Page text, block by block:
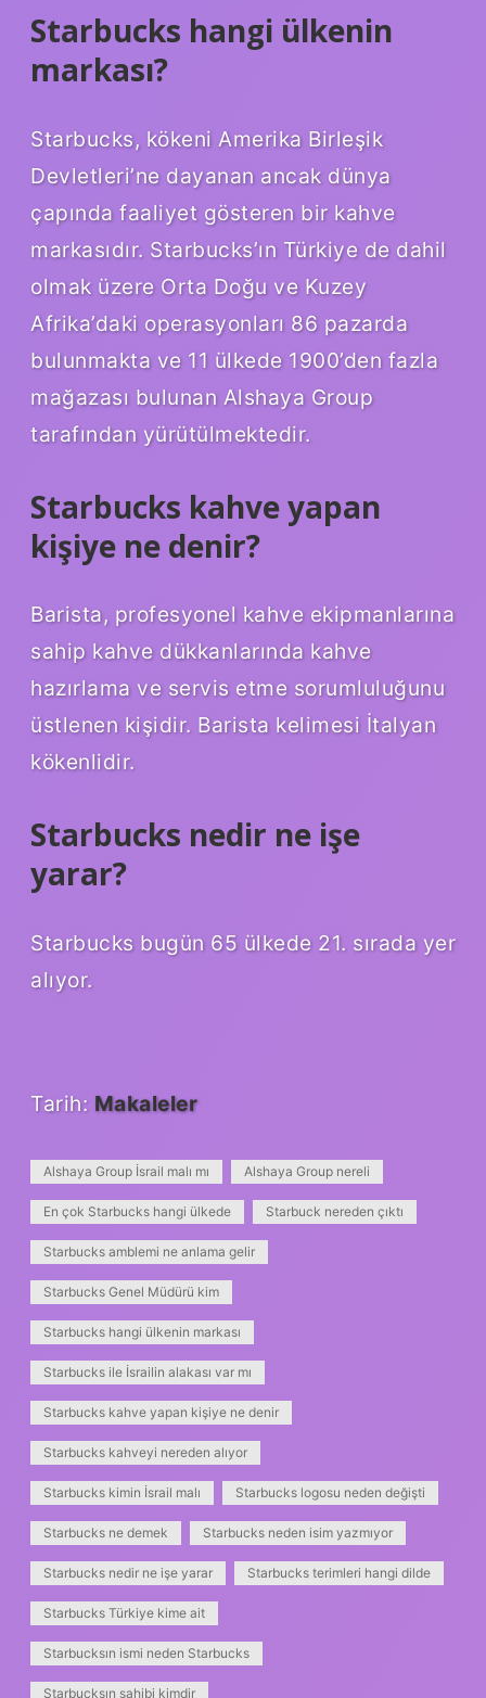
Starbucks hangi ülkenin
markası?
Starbucks, kökeni Amerika Birleşik
Devletleri’ne dayanan ancak dünya
çapında faaliyet gösteren bir kahve
markasıdır. Starbucks’ın Türkiye de dahil
olmak üzere Orta Doğu ve Kuzey
Afrika’daki operasyonları 86 pazarda
bulunmakta ve 11 ülkede 1900’den fazla
mağazası bulunan Alshaya Group
tarafından yürütülmektedir.
Starbucks kahve yapan
kişiye ne denir?
Barista, profesyonel kahve ekipmanlarına
sahip kahve dükkanlarında kahve
hazırlama ve servis etme sorumluluğunu
üstlenen kişidir. Barista kelimesi İtalyan
kökenlidir.
Starbucks nedir ne işe
yarar?
Starbucks bugün 65 ülkede 21. sırada yer
alıyor.
Tarih: Makaleler
Alshaya Group İsrail malı mı Alshaya Group nereli
En çok Starbucks hangi ülkede Starbuck nereden çıktı
Starbucks amblemi ne anlama gelir
Starbucks Genel Müdürü kim
Starbucks hangi ülkenin markası
Starbucks ile İsrailin alakası var mı
Starbucks kahve yapan kişiye ne denir
Starbucks kahveyi nereden alıyor
Starbucks kimin İsrail malı Starbucks logosu neden değişti
Starbucks ne demek Starbucks neden isim yazmıyor
Starbucks nedir ne işe yarar Starbucks terimleri hangi dilde
Starbucks Türkiye kime ait
Starbucksın ismi neden Starbucks
Starbucksın sahibi kimdir